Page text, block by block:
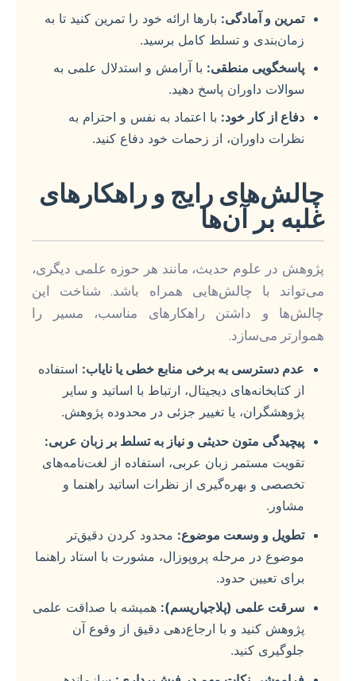
تمرین و آمادگی: بارها ارائه خود را تمرین کنید تا به
زمان‌بندی و تسلط کامل برسید.
پاسخگویی منطقی: با آرامش و استدلال علمی به
سوالات داوران پاسخ دهید.
دفاع از کار خود: با اعتماد به نفس و احترام به
نظرات داوران، از زحمات خود دفاع کنید.
چالش‌های رایج و راهکارهای
غلبه بر آن‌ها
پژوهش در علوم حدیث، مانند هر حوزه علمی دیگری،
می‌تواند با چالش‌هایی همراه باشد. شناخت این
چالش‌ها و داشتن راهکارهای مناسب، مسیر را
هموارتر می‌سازد.
عدم دسترسی به برخی منابع خطی یا نایاب: استفاده
از کتابخانه‌های دیجیتال، ارتباط با اساتید و سایر
پژوهشگران، یا تغییر جزئی در محدوده پژوهش.
پیچیدگی متون حدیثی و نیاز به تسلط بر زبان عربی:
تقویت مستمر زبان عربی، استفاده از لغت‌نامه‌های
تخصصی و بهره‌گیری از نظرات اساتید راهنما و
مشاور.
تطویل و وسعت موضوع: محدود کردن دقیق‌تر
موضوع در مرحله پروپوزال، مشورت با استاد راهنما
برای تعیین حدود.
سرقت علمی (پلاجیاریسم): همیشه با صداقت علمی
پژوهش کنید و با ارجاع‌دهی دقیق از وقوع آن
جلوگیری کنید.